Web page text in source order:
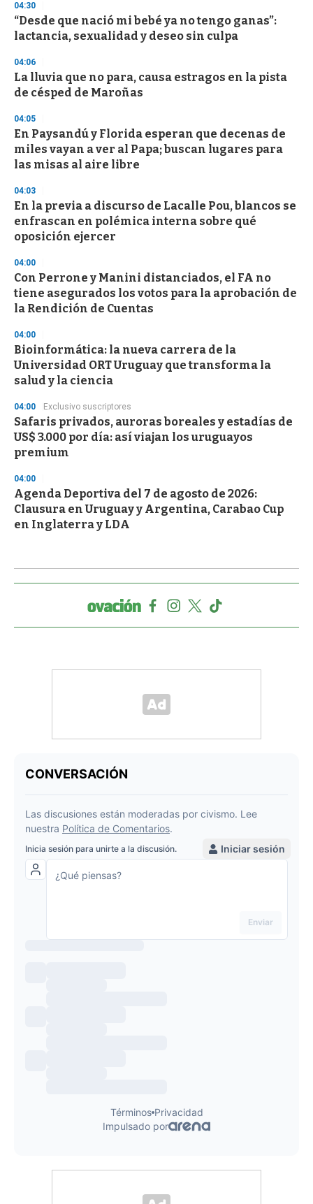
d
s
o
f
3
s
e
c
n
d
04:30
“Desde que nació mi bebé ya no tengo ganas”:
lactancia, sexualidad y deseo sin culpa
04:06
La lluvia que no para, causa estragos en la pista
de césped de Maroñas
04:05
En Paysandú y Florida esperan que decenas de
miles vayan a ver al Papa; buscan lugares para
las misas al aire libre
04:03
En la previa a discurso de Lacalle Pou, blancos se
enfrascan en polémica interna sobre qué
oposición ejercer
04:00
Con Perrone y Manini distanciados, el FA no
tiene asegurados los votos para la aprobación de
la Rendición de Cuentas
04:00
Bioinformática: la nueva carrera de la
Universidad ORT Uruguay que transforma la
salud y la ciencia
04:00 Exclusivo suscriptores
Safaris privados, auroras boreales y estadías de
US$ 3.000 por día: así viajan los uruguayos
premium
04:00
Agenda Deportiva del 7 de agosto de 2026:
Clausura en Uruguay y Argentina, Carabao Cup
en Inglaterra y LDA